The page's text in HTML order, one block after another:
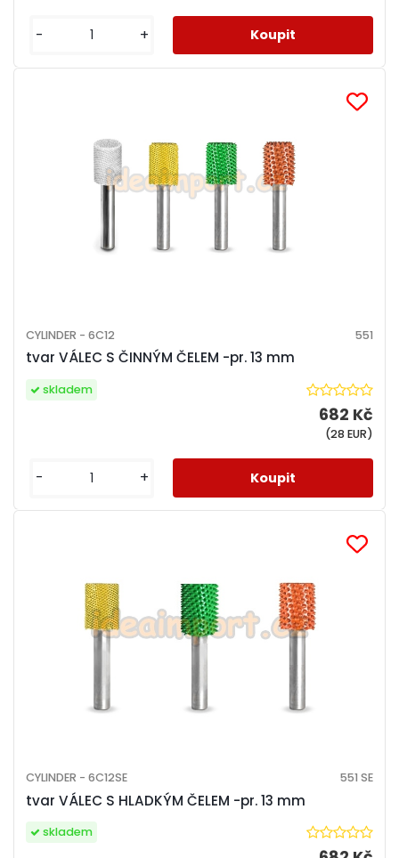
- +
tvar VÁLEC S ČINNÝM ČELEM -pr. 13 mm
CYLINDER - 6C12 551
682 Kč
(28 EUR)
skladem
- +
tvar VÁLEC S HLADKÝM ČELEM -pr. 13 mm
CYLINDER - 6C12SE 551 SE
skladem